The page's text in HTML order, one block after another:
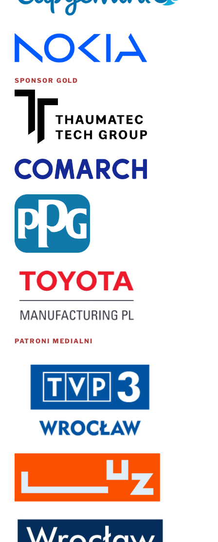
SPONSOR GOLD
PATRONI MEDIALNI